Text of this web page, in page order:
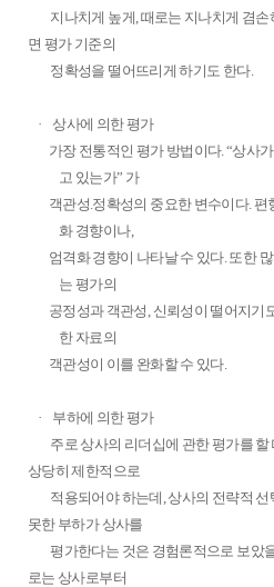
지나치게 높게,때로는 지나치게 겸손
면 평가 기준의
정확성을 떨어뜨리게 하기도 한다.
·
상사에 의한 평가
가장 전통적인 평가 방법이다. “상사
고 있는가” 가
객관성.정확성의 중요한 변수이다. 편
화 경향이나,
엄격화 경향이 나타날 수 있다.또한
는 평가의
공정성과 객관성 , 신뢰성이 떨어지기
한 자료의
객관성이 이를 완화할 수 있다.
·
부하에 의한 평가
주로 상사의 리더십에 관한 평가를
상당히 제한적으로
적용되어야 하는데 ,상사의 전략적 선
못한 부하가 상사를
평가한다는 것은 경험론적으로 보았
로는 상사로부터